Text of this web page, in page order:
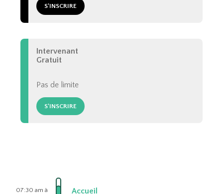
S'INSCRIRE
Gratuit
Pas de limite
S'INSCRIRE
Intervenant
07:30 am à
Accueil